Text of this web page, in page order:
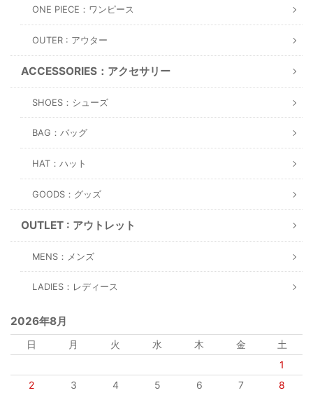
ONE PIECE：ワンピース
OUTER : アウター
ACCESSORIES：アクセサリー
SHOES：シューズ
BAG：バッグ
HAT：ハット
GOODS：グッズ
OUTLET : アウトレット
MENS：メンズ
LADIES：レディース
2026年8月
日 月 火 水 木 金
土
1
2
3 4 5 6 7
8